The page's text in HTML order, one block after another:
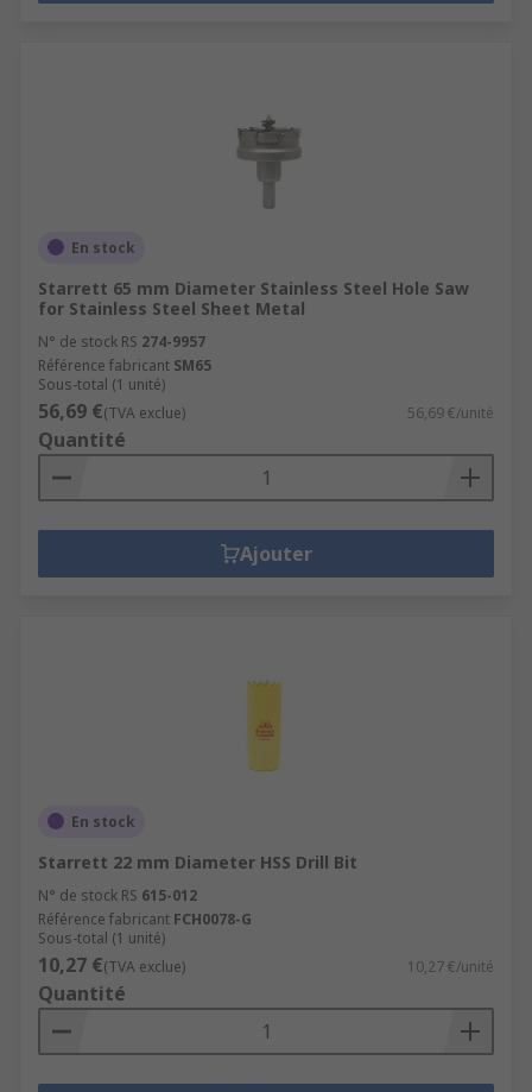
En stock
Starrett 65 mm Diameter Stainless Steel Hole Saw
for Stainless Steel Sheet Metal
N° de stock RS 274-9957
Référence fabricant SM65
Sous-total (1 unité)
56,69 €(TVA exclue) 56,69 €/unité
Quantité
Ajouter
En stock
Starrett 22 mm Diameter HSS Drill Bit
N° de stock RS 615-012
Référence fabricant FCH0078-G
Sous-total (1 unité)
10,27 €(TVA exclue) 10,27 €/unité
Quantité